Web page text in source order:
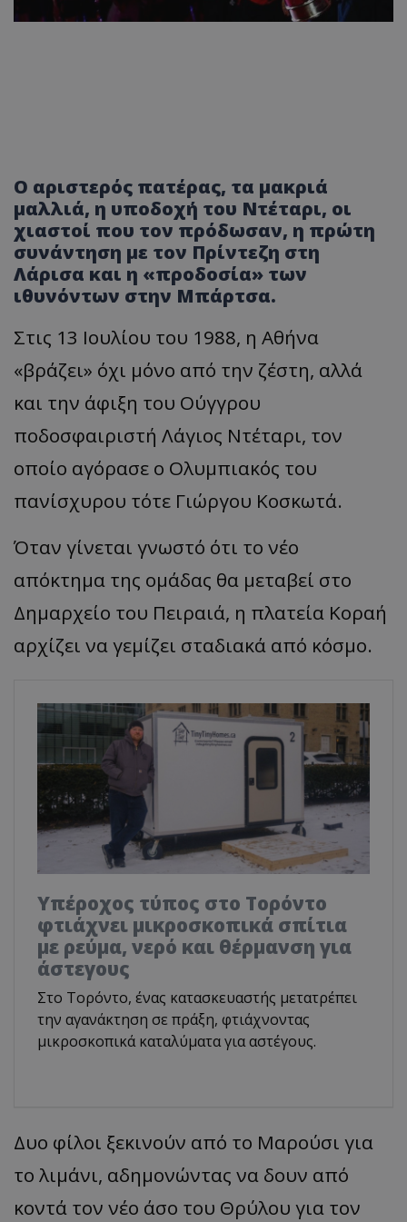
Ο αριστερός πατέρας, τα μακριά
μαλλιά, η υποδοχή του Ντέταρι, οι
χιαστοί που τον πρόδωσαν, η πρώτη
συνάντηση με τον Πρίντεζη στη
Λάρισα και η «προδοσία» των
ιθυνόντων στην Μπάρτσα.
Στις 13 Ιουλίου του 1988, η Αθήνα
«βράζει» όχι μόνο από την ζέστη, αλλά
και την άφιξη του Ούγγρου
ποδοσφαιριστή Λάγιος Ντέταρι, τον
οποίο αγόρασε ο Ολυμπιακός του
πανίσχυρου τότε Γιώργου Κοσκωτά.
Όταν γίνεται γνωστό ότι το νέο
απόκτημα της ομάδας θα μεταβεί στο
Δημαρχείο του Πειραιά, η πλατεία Κοραή
αρχίζει να γεμίζει σταδιακά από κόσμο.
Υπέροχος τύπος στο Τορόντο
φτιάχνει μικροσκοπικά σπίτια
με ρεύμα, νερό και θέρμανση για
άστεγους
Στο Τορόντο, ένας κατασκευαστής μετατρέπει
την αγανάκτηση σε πράξη, φτιάχνοντας
μικροσκοπικά καταλύματα για αστέγους.
Δυο φίλοι ξεκινούν από το Μαρούσι για
το λιμάνι, αδημονώντας να δουν από
κοντά τον νέο άσο του Θρύλου για τον